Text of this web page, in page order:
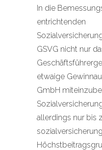
In die
entrichtenden
GSVG nicht nur
etwaige
GmbH
allerdings nur bis